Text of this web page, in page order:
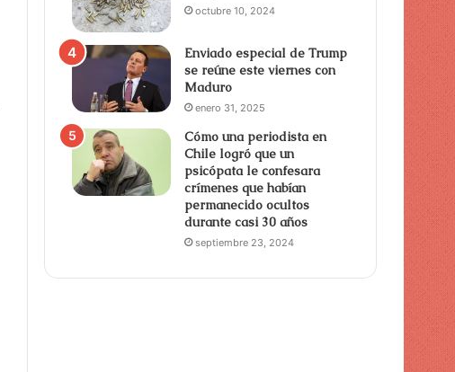
octubre 10, 2024
Enviado especial de Trump
se reúne este viernes con
Maduro
enero 31, 2025
Cómo una periodista en
Chile logró que un
psicópata le confesara
crímenes que habían
permanecido ocultos
durante casi 30 años
septiembre 23, 2024